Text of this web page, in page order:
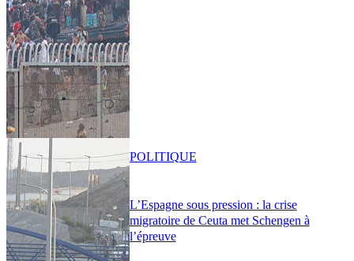
L’Espagne sous pression : la crise
migratoire de Ceuta met Schengen à
l’épreuve
POLITIQUE